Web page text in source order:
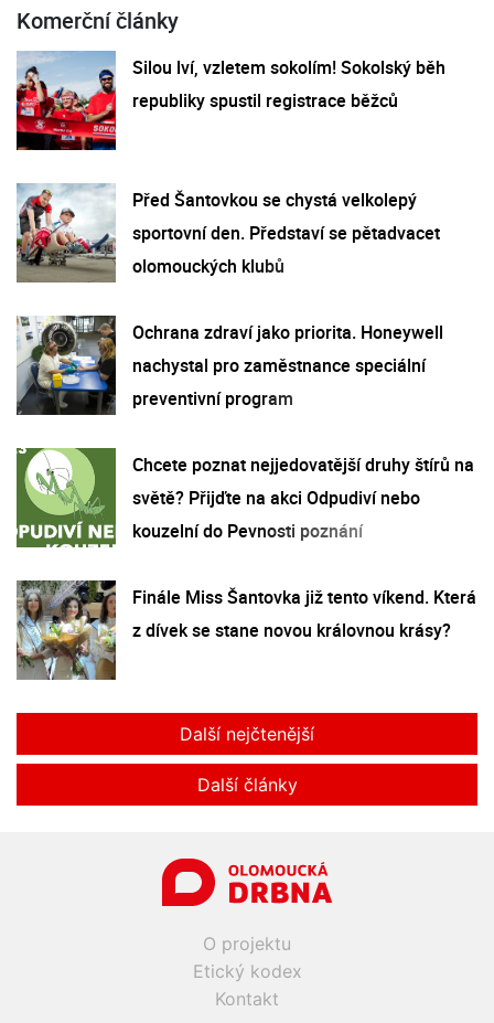
Komerční články
Silou lví, vzletem sokolím! Sokolský běh
republiky spustil registrace běžců
Před Šantovkou se chystá velkolepý
sportovní den. Představí se pětadvacet
olomouckých klubů
Ochrana zdraví jako priorita. Honeywell
nachystal pro zaměstnance speciální
preventivní program
Chcete poznat nejjedovatější druhy štírů na
světě? Přijďte na akci Odpudiví nebo
kouzelní do Pevnosti poznání
Finále Miss Šantovka již tento víkend. Která
z dívek se stane novou královnou krásy?
Další nejčtenější
Další články
O projektu
Etický kodex
Kontakt